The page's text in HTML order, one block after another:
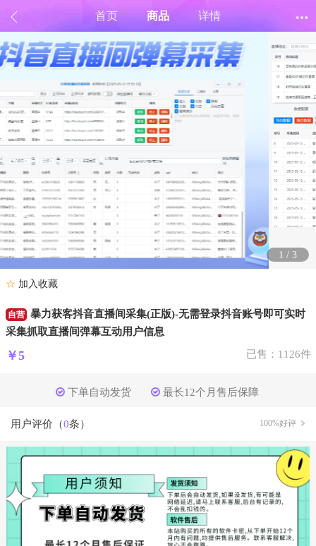
首页 商品 详情
1 / 3
☆ 加入收藏
自营
暴力获客抖音直播间采集(正版)-无需登录抖音账号即可实时
采集抓取直播间弹幕互动用户信息
￥5 已售：1126件
下单自动发货 最长12个月售后保障
用户评价（0条） 100%好评